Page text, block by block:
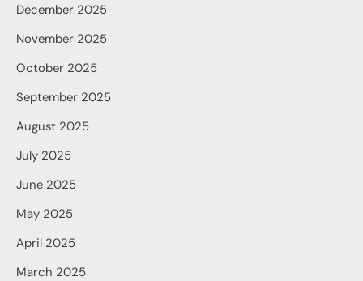
December 2025
November 2025
October 2025
September 2025
August 2025
July 2025
June 2025
May 2025
April 2025
March 2025